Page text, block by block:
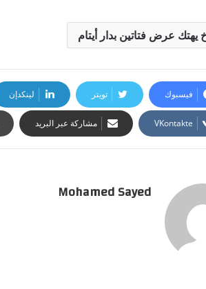
يهتك عرض فتاتين بدار أيتام
فيسبوك تويتر لينكدإن
مشاركة عبر البريد
Mohamed Sayed